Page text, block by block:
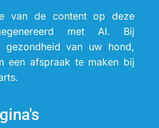
van de content op deze
met AI. Bij
gezondheid van uw hond,
een afspraak te maken bij